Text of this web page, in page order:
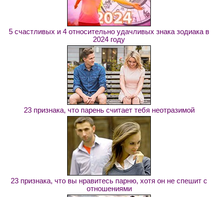
5 счастливых и 4 относительно удачливых знака зодиака в
2024 году
23 признака, что парень считает тебя неотразимой
23 признака, что вы нравитесь парню, хотя он не спешит с
отношениями